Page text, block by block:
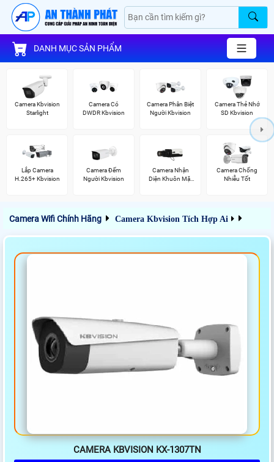
DANH MỤC SẢN PHẨM
Camera Kbvision
Starlight
Camera Có
DWDR Kbvision
Camera Phân Biệt
Người Kbvision
Camera Thẻ Nhớ
SD Kbvision
Lắp Camera
H.265+ Kbvision
Camera Đếm
Người Kbvision
Camera Nhận
Diện Khuôn Mặt
Camera Chống
Nhiễu Tốt
Camera Wifi Chính Hãng Camera Kbvision Tích Hợp Ai
CAMERA KBVISION KX-1307TN